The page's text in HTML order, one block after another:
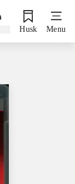
Husk Menu